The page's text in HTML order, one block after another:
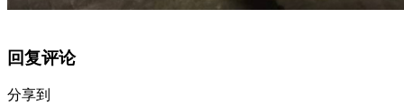
回复评论
分享到